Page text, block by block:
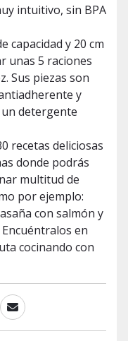
intuitivo, sin BPA
capacidad y 20 cm
unas 5 raciones
Sus piezas son
y
detergente
recetas deliciosas
donde podrás
multitud de
por ejemplo:
con salmón y
en
cocinando con